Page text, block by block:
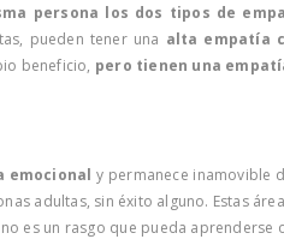
persona los dos tipos de
pueden tener una alta empatía
beneficio, pero tienen una
emocional y permanece inamovible
adultas, sin éxito alguno. Estas
no es un rasgo que pueda